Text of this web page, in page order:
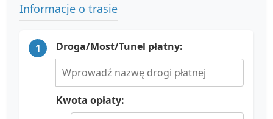
Informacje o trasie
1 Droga/Most/Tunel płatny:
Kwota opłaty: